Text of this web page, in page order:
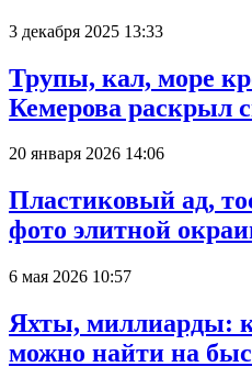
3 декабря 2025 13:33
Трупы, кал, море
Кемерова раскрыл
20 января 2026 14:06
Пластиковый ад,
фото элитной
6 мая 2026 10:57
Яхты, миллиарды:
можно найти на